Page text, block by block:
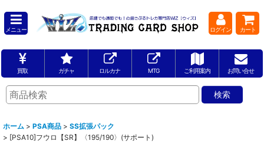
メニュー ログイン カート
買取 ガチャ ロルカナ MTG ご利用案内 お問い合せ
ホーム > PSA商品 > SS拡張パック
> [PSA10]フウロ【SR】〈195/190〉(サポート)